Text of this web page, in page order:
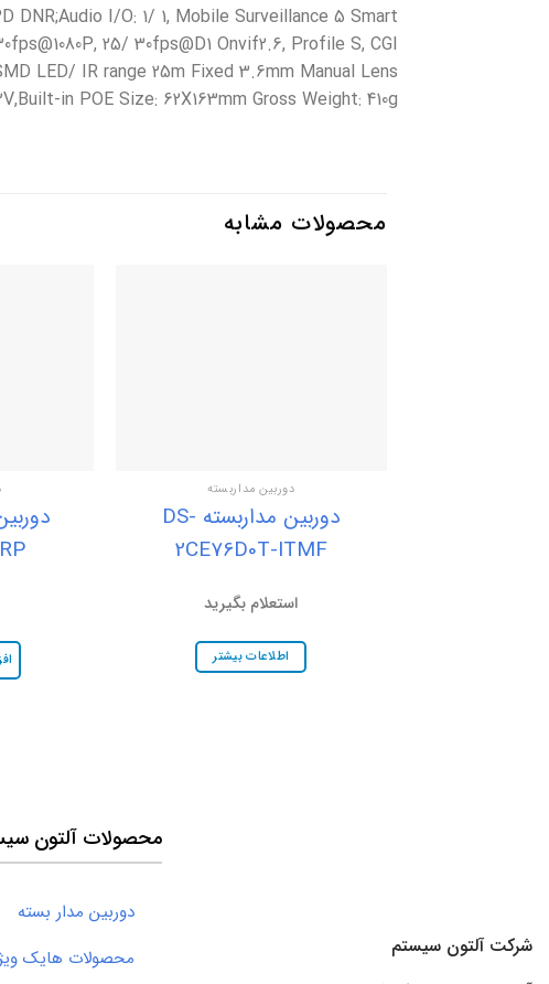
DNR;Audio I/O: 1/ 1, Mobile Surveillance 5 Smart
25/ 30fps@D1 Onvif2.6, Profile S, CGI
LED/ IR range 25m Fixed 3.6mm Manual Lens
in POE Size: 62X163mm Gross Weight: 410g
محصولات مشابه
دوربین مداربسته
دوربین مداربسته DS-
2CE76D0T-ITMF
استعلام بگیرید
اطلاعات بیشتر
شرکت آلتون سیستم
محصولات آلتون
دوربین مدار بسته
محصولات هایک